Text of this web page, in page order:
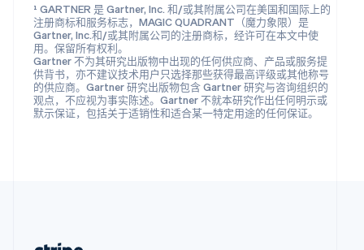
¹ GARTNER 是 Gartner, Inc. 和/或其附属公司在美国和国际上的
注册商标和服务标志，MAGIC QUADRANT（魔力象限）是
Gartner, Inc.和/或其附属公司的注册商标，经许可在本文中使
用。保留所有权利。
Gartner 不为其研究出版物中出现的任何供应商、产品或服务提
供背书，亦不建议技术用户只选择那些获得最高评级或其他称号
的供应商。Gartner 研究出版物包含 Gartner 研究与咨询组织的
观点，不应视为事实陈述。Gartner 不就本研究作出任何明示或
默示保证，包括关于适销性和适合某一特定用途的任何保证。
English
匈牙利
English
意大利
ItalianoEnglish
印度
English